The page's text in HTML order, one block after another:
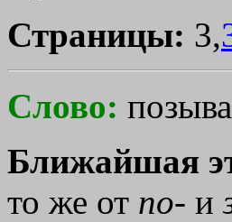
Страницы: 3,
Слово:
Ближайшая
то же от по- и